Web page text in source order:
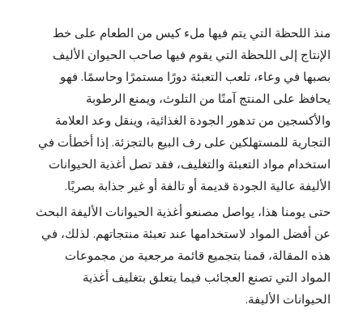
منذ اللحظة التي يتم فيها ملء كيس من الطعام على خط
الإنتاج إلى اللحظة التي يقوم فيها صاحب الحيوان الأليف
بصبها في وعاء، تلعب التعبئة دورًا مستمرًا وحاسمًا. فهو
يحافظ على المنتج آمنًا من التلوث، ويمنع الرطوبة
والأكسجين من تدهور الجودة الغذائية، وينقل وعد العلامة
التجارية للمستهلكين على رف البيع بالتجزئة. إذا أخطأت في
استخدام مواد التعبئة والتغليف، فقد تصل أغذية الحيوانات
الأليفة عالية الجودة قديمة أو تالفة أو غير جذابة بصريًا.
حتى يومنا هذا، يواصل مصنعو أغذية الحيوانات الأليفة البحث
عن أفضل المواد لاستخدامها عند تعبئة منتجاتهم. لذلك، في
هذه المقالة، قمنا بتجميع قائمة مرجعية من مجموعات
المواد التي تصنع العجائب فيما يتعلق بتغليف أغذية
الحيوانات الأليفة.